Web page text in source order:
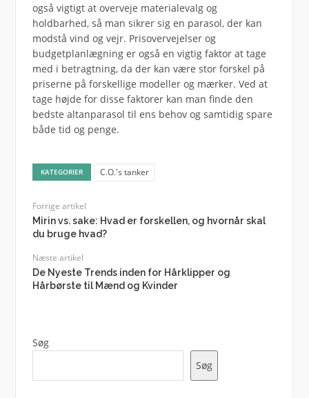
også vigtigt at overveje materialevalg og
holdbarhed, så man sikrer sig en parasol, der kan
modstå vind og vejr. Prisovervejelser og
budgetplanlægning er også en vigtig faktor at tage
med i betragtning, da der kan være stor forskel på
priserne på forskellige modeller og mærker. Ved at
tage højde for disse faktorer kan man finde den
bedste altanparasol til ens behov og samtidig spare
både tid og penge.
KATEGORIER C.O.'s tanker
Forrige artikel
Mirin vs. sake: Hvad er forskellen, og hvornår skal
du bruge hvad?
Næste artikel
De Nyeste Trends inden for Hårklipper og
Hårbørste til Mænd og Kvinder
Søg
Søg